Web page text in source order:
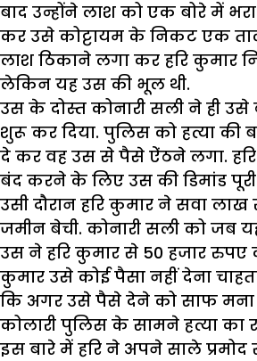
बाद उन्होंने लाश को एक बोरे में
कर उसे कोट्टायम के निकट एक
लाश ठिकाने लगा कर हरि कुमार
लेकिन यह उस की भूल थी.
उस के दोस्त कोनारी सली ने ही
शुरू कर दिया. पुलिस को हत्या की
दे कर वह उस से पैसे ऐंठने लगा.
बंद करने के लिए उस की डिमांड पूरी
उसी दौरान हरि कुमार ने सवा
जमीन बेची. कोनारी सली को जब
उस ने हरि कुमार से 50 हजार रुपए
कुमार उसे कोई पैसा नहीं देना
कि अगर उसे पैसे देने को साफ मना
कोलारी पुलिस के सामने हत्या का
इस बारे में हरि ने अपने साले प्रमोद